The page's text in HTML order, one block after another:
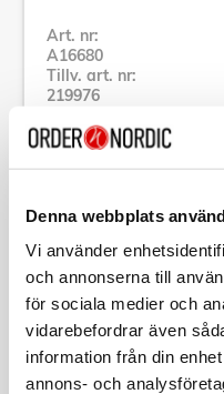
Denna webbplats
Vi använder
och annonserna till
för sociala medier och
vidarebefordrar även
information från din
annons- och
Art. nr:
A16680
Tillv. art. nr:
219976
Se alla produkter inom
Specifikation
Beskrivning
Tillv. art. nr:219976
EAN-kod: